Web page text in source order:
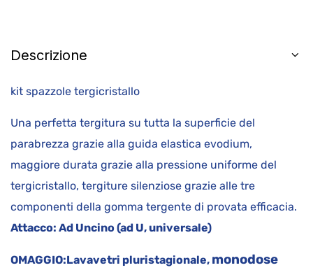
Descrizione
kit spazzole tergicristallo
Una perfetta tergitura su tutta la superficie del
parabrezza grazie alla guida elastica evodium,
maggiore durata grazie alla pressione uniforme del
tergicristallo, tergiture silenziose grazie alle tre
componenti della gomma tergente di provata efficacia.
Attacco: Ad Uncino (ad U, universale)
OMAGGIO:Lavavetri pluristagionale, monodose